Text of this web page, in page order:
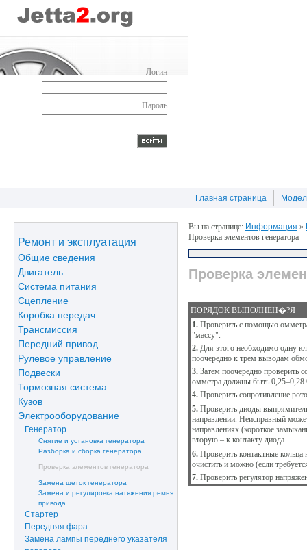
Логин
Пароль
Главная страница
Ремонт и эксплуатация
Общие сведения
Двигатель
Система питания
Сцепление
Коробка передач
Трансмиссия
Передний привод
Рулевое управление
Подвески
Тормозная система
Кузов
Электрооборудование
Генератор
Снятие и установка генератора
Разборка и сборка генератора
Проверка элементов генератора
Замена щеток генератора
Замена и регулировка натяжения ремня
привода
Стартер
Передняя фара
Замена лампы переднего указателя
Вы на странице: Информация »
Проверка элементов генератора
Проверка
ПОРЯДОК ВЫПОЛНЕН�?Я
1. Проверить с помощью
"массу".
2. Для этого необходимо одну
поочередно к трем выводам
3. Затем поочередно проверить
омметра должны быть 0,25–0,28
4. Проверить сопротивление
5. Проверить диоды
направлении. Неисправный
направлениях (короткое
вторую – к контакту диода.
6. Проверить контактные
очистить и можно (если
7. Проверить регулятор